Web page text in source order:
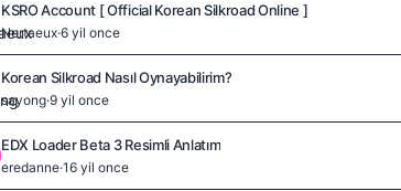
KSRO Account [ Official Korean Silkroad Online ]
Nertaeux·6 yil once
Korean Silkroad Nasıl Oynayabilirim?
sayong·9 yil once
EDX Loader Beta 3 Resimli Anlatım
eredanne·16 yil once